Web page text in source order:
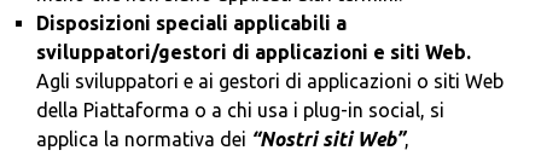
Disposizioni speciali applicabili a
sviluppatori/gestori di applicazioni e siti Web.
Agli sviluppatori e ai gestori di applicazioni o siti Web
della Piattaforma o a chi usa i plug-in social, si
applica la normativa dei “Nostri siti Web”,